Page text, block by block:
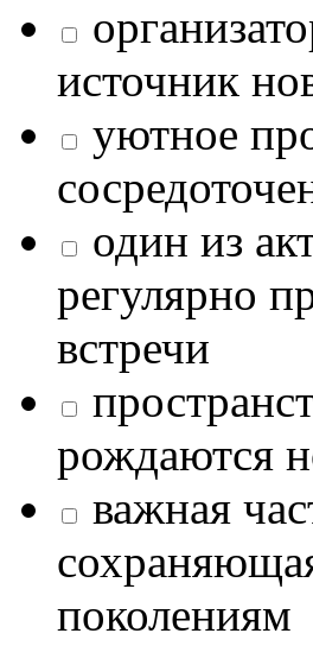
источник
уютное
один из
регулярно
встречи
рождаются
важная
поколениям